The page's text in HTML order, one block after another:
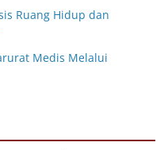
Ruang Hidup dan
Medis Melalui